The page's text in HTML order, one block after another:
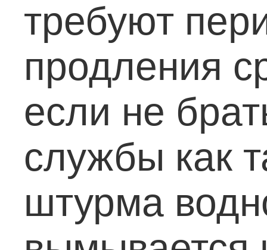
требуют
продления
если не
службы как
штурма